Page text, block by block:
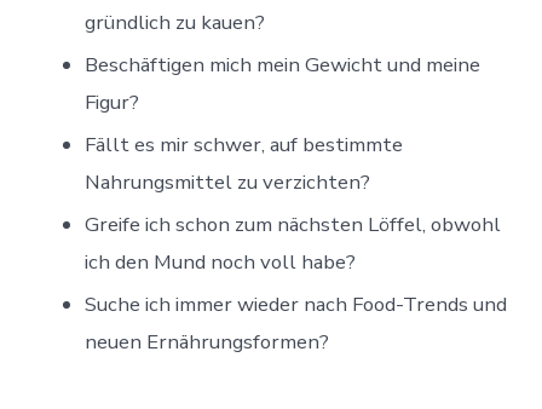
gründlich zu kauen?
Beschäftigen mich mein Gewicht und meine
Figur?
Fällt es mir schwer, auf bestimmte
Nahrungsmittel zu verzichten?
Greife ich schon zum nächsten Löffel, obwohl
ich den Mund noch voll habe?
Suche ich immer wieder nach Food-Trends und
neuen Ernährungsformen?